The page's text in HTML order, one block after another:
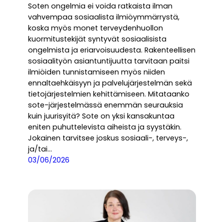
Soten ongelmia ei voida ratkaista ilman
vahvempaa sosiaalista ilmiöymmärrystä,
koska myös monet terveydenhuollon
kuormitustekijät syntyvät sosiaalisista
ongelmista ja eriarvoisuudesta. Rakenteellisen
sosiaalityön asiantuntijuutta tarvitaan paitsi
ilmiöiden tunnistamiseen myös niiden
ennaltaehkäisyyn ja palvelujärjestelmän sekä
tietojärjestelmien kehittämiseen. Mitataanko
sote-järjestelmässä enemmän seurauksia
kuin juurisyitä? Sote on yksi kansakuntaa
eniten puhuttelevista aiheista ja syystäkin.
Jokainen tarvitsee joskus sosiaali-, terveys-,
ja/tai…
03/06/2026